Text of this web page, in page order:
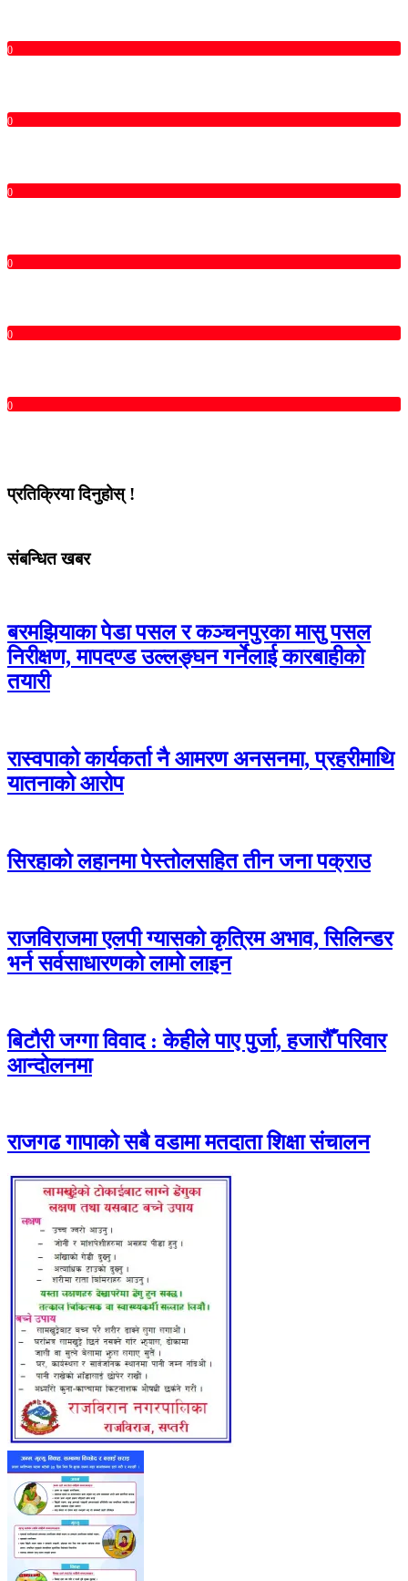
0
0
0
0
0
0
प्रतिक्रिया दिनुहोस् !
संबन्धित खबर
बरमझियाका पेडा पसल र कञ्चनपुरका मासु पसल
निरीक्षण, मापदण्ड उल्लङ्घन गर्नेलाई कारबाहीको
तयारी
रास्वपाको कार्यकर्ता नै आमरण अनसनमा, प्रहरीमाथि
यातनाको आरोप
सिरहाको लहानमा पेस्तोलसहित तीन जना पक्राउ
राजविराजमा एलपी ग्यासको कृत्रिम अभाव, सिलिन्डर
भर्न सर्वसाधारणको लामो लाइन
बिटौरी जग्गा विवाद : केहीले पाए पुर्जा, हजारौँ परिवार
आन्दोलनमा
राजगढ गापाको सबै वडामा मतदाता शिक्षा संचालन